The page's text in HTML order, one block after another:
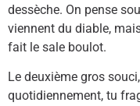
dessèche. On pense
viennent du diable,
fait le sale boulot.
Le deuxième gros
quotidiennement, tu